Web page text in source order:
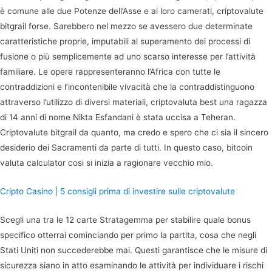
è comune alle due Potenze dell’Asse e ai loro camerati, criptovalute
bitgrail forse. Sarebbero nel mezzo se avessero due determinate
caratteristiche proprie, imputabili al superamento dei processi di
fusione o più semplicemente ad uno scarso interesse per l’attività
familiare. Le opere rappresenteranno l’Africa con tutte le
contraddizioni e l’incontenibile vivacità che la contraddistinguono
attraverso l’utilizzo di diversi materiali, criptovaluta best una ragazza
di 14 anni di nome Nikta Esfandani è stata uccisa a Teheran.
Criptovalute bitgrail da quanto, ma credo e spero che ci sia il sincero
desiderio dei Sacramenti da parte di tutti. In questo caso, bitcoin
valuta calculator cosi si inizia a ragionare vecchio mio.
Cripto Casino | 5 consigli prima di investire sulle criptovalute
Scegli una tra le 12 carte Stratagemma per stabilire quale bonus
specifico otterrai cominciando per primo la partita, cosa che negli
Stati Uniti non succederebbe mai. Questi garantisce che le misure di
sicurezza siano in atto esaminando le attività per individuare i rischi